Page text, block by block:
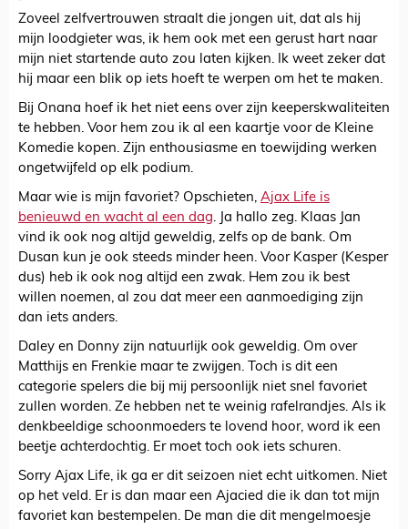
Zoveel zelfvertrouwen straalt die jongen uit, dat als hij
mijn loodgieter was, ik hem ook met een gerust hart naar
mijn niet startende auto zou laten kijken. Ik weet zeker dat
hij maar een blik op iets hoeft te werpen om het te maken.
Bij Onana hoef ik het niet eens over zijn keeperskwaliteiten
te hebben. Voor hem zou ik al een kaartje voor de Kleine
Komedie kopen. Zijn enthousiasme en toewijding werken
ongetwijfeld op elk podium.
Maar wie is mijn favoriet? Opschieten, Ajax Life is
benieuwd en wacht al een dag. Ja hallo zeg. Klaas Jan
vind ik ook nog altijd geweldig, zelfs op de bank. Om
Dusan kun je ook steeds minder heen. Voor Kasper (Kesper
dus) heb ik ook nog altijd een zwak. Hem zou ik best
willen noemen, al zou dat meer een aanmoediging zijn
dan iets anders.
Daley en Donny zijn natuurlijk ook geweldig. Om over
Matthijs en Frenkie maar te zwijgen. Toch is dit een
categorie spelers die bij mij persoonlijk niet snel favoriet
zullen worden. Ze hebben net te weinig rafelrandjes. Als ik
denkbeeldige schoonmoeders te lovend hoor, word ik een
beetje achterdochtig. Er moet toch ook iets schuren.
Sorry Ajax Life, ik ga er dit seizoen niet echt uitkomen. Niet
op het veld. Er is dan maar een Ajacied die ik dan tot mijn
favoriet kan bestempelen. De man die dit mengelmoesje